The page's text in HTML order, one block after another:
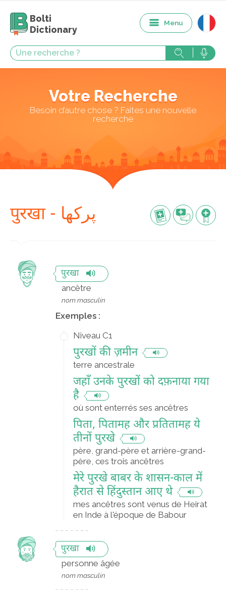
Bolti
Dictionary
Menu
Votre Recherche
Besoin d’autre chose ? Faites une nouvelle
recherche
पुरखा - پرکھا
पुरखा
ancêtre
nom masculin
Exemples :
Niveau C1
पुरखों की ज़मीन
terre ancestrale
जहाँ उनके पुरखों को दफ़नाया गया
है
où sont enterrés ses ancêtres
पिता, पितामह और प्रतितामह ये
तीनों पुरखे
père, grand-père et arrière-grand-
père, ces trois ancêtres
मेरे पुरखे बाबर के शासन-काल में
हैरात से हिंदुस्तान आए थे
mes ancêtres sont venus de Heirat
en Inde à l'époque de Babour
पुरखा
personne âgée
nom masculin